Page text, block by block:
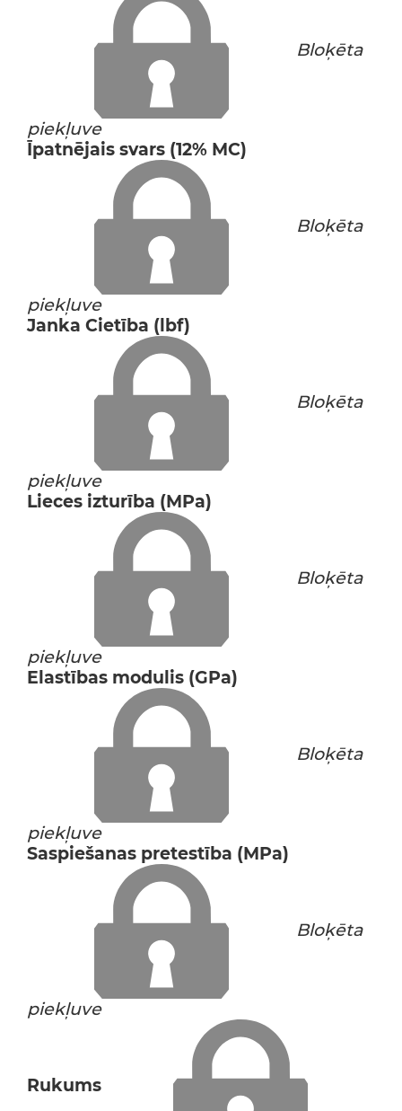
Bloķēta
piekļuve
Īpatnējais svars (12% MC)
Bloķēta
piekļuve
Janka Cietība (lbf)
Bloķēta
piekļuve
Lieces izturība (MPa)
Bloķēta
piekļuve
Elastības modulis (GPa)
Bloķēta
piekļuve
Saspiešanas pretestība (MPa)
Bloķēta
piekļuve
Rukums